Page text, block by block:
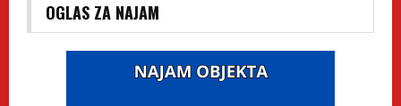
OGLAS ZA NAJAM